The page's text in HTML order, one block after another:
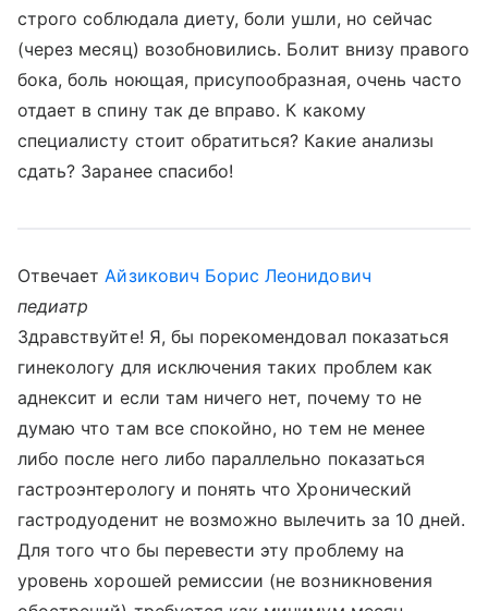
строго соблюдала диету, боли ушли, но сейчас
(через месяц) возобновились. Болит внизу правого
бока, боль ноющая, присупообразная, очень часто
отдает в спину так де вправо. К какому
специалисту стоит обратиться? Какие анализы
сдать? Заранее спасибо!
ОтвечаетАйзикович Борис Леонидович
педиатр
Здравствуйте! Я, бы порекомендовал показаться
гинекологу для исключения таких проблем как
аднексит и если там ничего нет, почему то не
думаю что там все спокойно, но тем не менее
либо после него либо параллельно показаться
гастроэнтерологу и понять что Хронический
гастродуоденит не возможно вылечить за 10 дней.
Для того что бы перевести эту проблему на
уровень хорошей ремиссии (не возникновения